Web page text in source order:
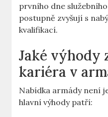
prvního dne
postupně zvyšují s
kvalifikací.
Jaké výhody
kariéra v
Nabídka armády není
hlavní výhody patří: